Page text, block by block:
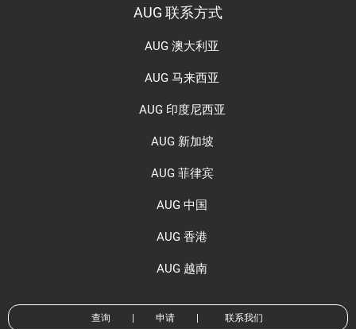
AUG 联系方式
AUG 澳大利亚
AUG 马来西亚
AUG 印度尼西亚
AUG 新加坡
AUG 菲律宾
AUG 中国
AUG 香港
AUG 越南
查询 申请 联系我们